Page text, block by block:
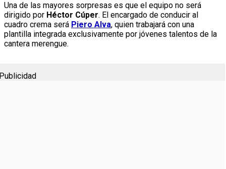
Una de las mayores sorpresas es que el equipo no será
dirigido por Héctor Cúper. El encargado de conducir al
cuadro crema será Piero Alva, quien trabajará con una
plantilla integrada exclusivamente por jóvenes talentos de la
cantera merengue.